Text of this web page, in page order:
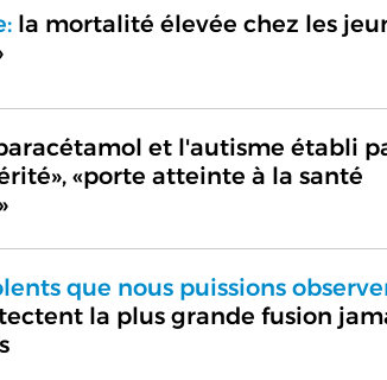
la mortalité élevée chez les
et l'autisme établi
«porte atteinte à la santé
que nous puissions
la plus grande fusion